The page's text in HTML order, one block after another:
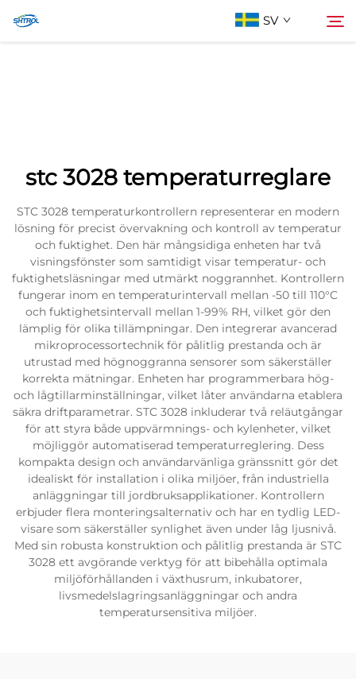
SV
stc 3028 temperaturreglare
STC 3028 temperaturkontrollern representerar en modern
lösning för precist övervakning och kontroll av temperatur
och fuktighet. Den här mångsidiga enheten har två
visningsfönster som samtidigt visar temperatur- och
fuktighetsläsningar med utmärkt noggrannhet. Kontrollern
fungerar inom en temperaturintervall mellan -50 till 110°C
och fuktighetsintervall mellan 1-99% RH, vilket gör den
lämplig för olika tillämpningar. Den integrerar avancerad
mikroprocessortechnik för pålitlig prestanda och är
utrustad med högnoggranna sensorer som säkerställer
korrekta mätningar. Enheten har programmerbara hög-
och lågtillarminställningar, vilket låter användarna etablera
säkra driftparametrar. STC 3028 inkluderar två reläutgångar
för att styra både uppvärmnings- och kylenheter, vilket
möjliggör automatiserad temperaturreglering. Dess
kompakta design och användarvänliga gränssnitt gör det
idealiskt för installation i olika miljöer, från industriella
anläggningar till jordbruksapplikationer. Kontrollern
erbjuder flera monteringsalternativ och har en tydlig LED-
visare som säkerställer synlighet även under låg ljusnivå.
Med sin robusta konstruktion och pålitlig prestanda är STC
3028 ett avgörande verktyg för att bibehålla optimala
miljöförhållanden i växthusrum, inkubatorer,
livsmedelslagringsanläggningar och andra
temperatursensitiva miljöer.